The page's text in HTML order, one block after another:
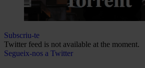
Subscriu-te
Twitter feed is not available at the moment.
Segueix-nos a Twitter